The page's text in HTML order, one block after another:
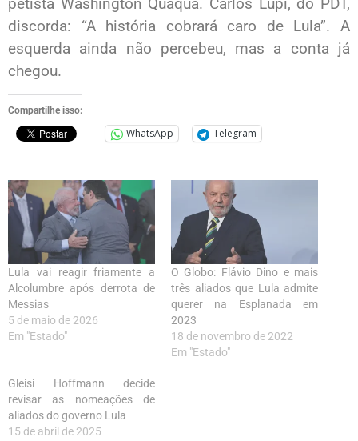
petista Washington Quaquá. Carlos Lupi, do PDT,
discorda: “A história cobrará caro de Lula”. A
esquerda ainda não percebeu, mas a conta já
chegou.
Compartilhe isso:
WhatsApp Telegram
Lula vai reagir friamente a
Alcolumbre após derrota de
Messias
5 de maio de 2026
Em "Estado"
O Globo: Flávio Dino e mais
três aliados que Lula admite
querer na Esplanada em
2023
18 de novembro de 2022
Em "Estado"
Gleisi Hoffmann decide
revisar as nomeações de
aliados do governo Lula
15 de abril de 2025